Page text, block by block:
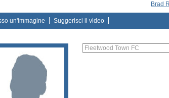
Brad
un'immagine Suggerisci il video